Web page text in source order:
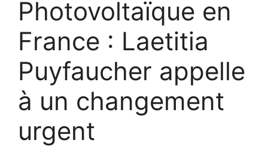
Photovoltaïque en
France : Laetitia
Puyfaucher appelle
à un changement
urgent